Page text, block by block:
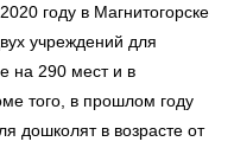
году в Магнитогорске
учреждений для
на 290 мест и в
того, в прошлом году
дошколят в возрасте от